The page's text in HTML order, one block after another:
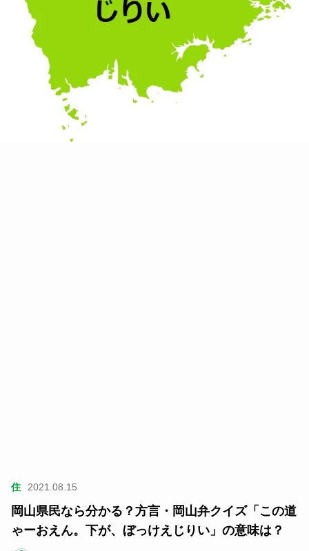
住 2021.08.15
岡山県民なら分かる？︎方言・岡山弁クイズ「この道
ゃーおえん。下が、ぼっけえじりい」の意味は？